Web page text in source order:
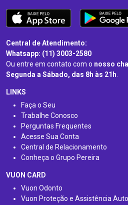
Central de Atendimento:
Whatsapp: (11) 3003-2580
Ou entre em contato com o nosso
Segunda a Sábado, das 8h às 21h.
LINKS
Faça o Seu
Trabalhe Conosco
Perguntas Frequentes
Acesse Sua Conta
Central de Relacionamento
Conheça o Grupo Pereira
VUON CARD
Vuon Odonto
Vuon Proteção e Assistência